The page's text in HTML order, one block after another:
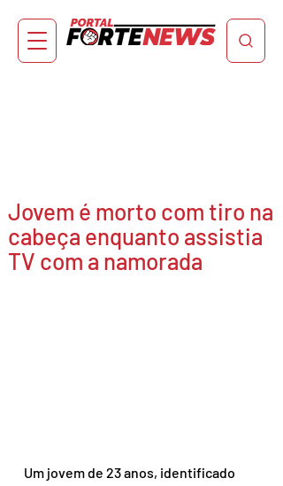
Jovem é morto com tiro na
cabeça enquanto assistia
TV com a namorada
Um jovem de 23 anos, identificado